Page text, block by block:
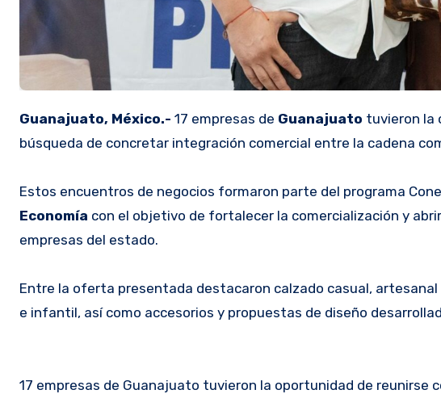
Guanajuato, México.- 17 empresas de Guanajuato tuvieron la
búsqueda de concretar integración comercial entre la cadena
Estos encuentros de negocios formaron parte del programa
Economía con el objetivo de fortalecer la comercialización y
empresas del estado.
Entre la oferta presentada destacaron calzado casual,
e infantil, así como accesorios y propuestas de diseño
17 empresas de Guanajuato tuvieron la oportunidad de reunirse